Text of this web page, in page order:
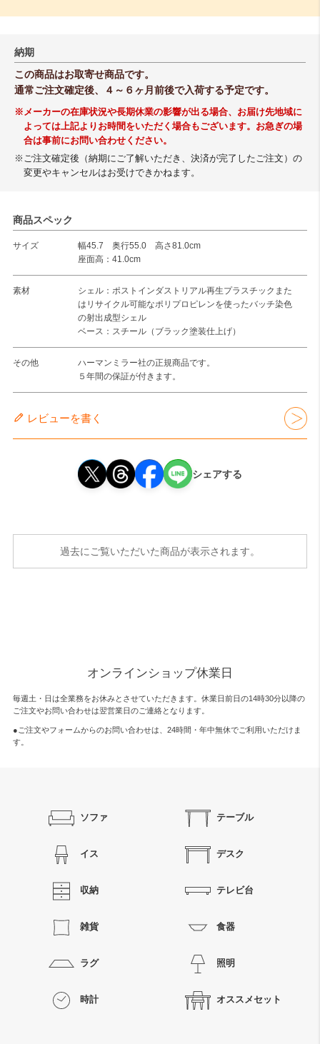
納期
この商品はお取寄せ商品です。
通常ご注文確定後、４～６ヶ月前後で入荷する予定です。
※メーカーの在庫状況や長期休業の影響が出る場合、お届け先地域に
よっては上記よりお時間をいただく場合もございます。お急ぎの場
合は事前にお問い合わせください。
※ご注文確定後（納期にご了解いただき、決済が完了したご注文）の
変更やキャンセルはお受けできかねます。
商品スペック
サイズ
幅45.7 奥行55.0 高さ81.0cm
座面高：41.0cm
素材
シェル：ポストインダストリアル再生プラスチックまた
はリサイクル可能なポリプロピレンを使ったバッチ染色
の射出成型シェル
ベース：スチール（ブラック塗装仕上げ）
その他
ハーマンミラー社の正規商品です。
５年間の保証が付きます。
レビューを書く
シェアする
過去にご覧いただいた商品が表示されます。
オンラインショップ休業日
毎週土・日は全業務をお休みとさせていただきます。休業日前日の14時30分以降の
ご注文やお問い合わせは翌営業日のご連絡となります。
●ご注文やフォームからのお問い合わせは、 24時間・年中無休でご利用いただけま
す。
ソファ テーブル
イス デスク
収納 テレビ台
雑貨 食器
ラグ 照明
時計 オススメセット